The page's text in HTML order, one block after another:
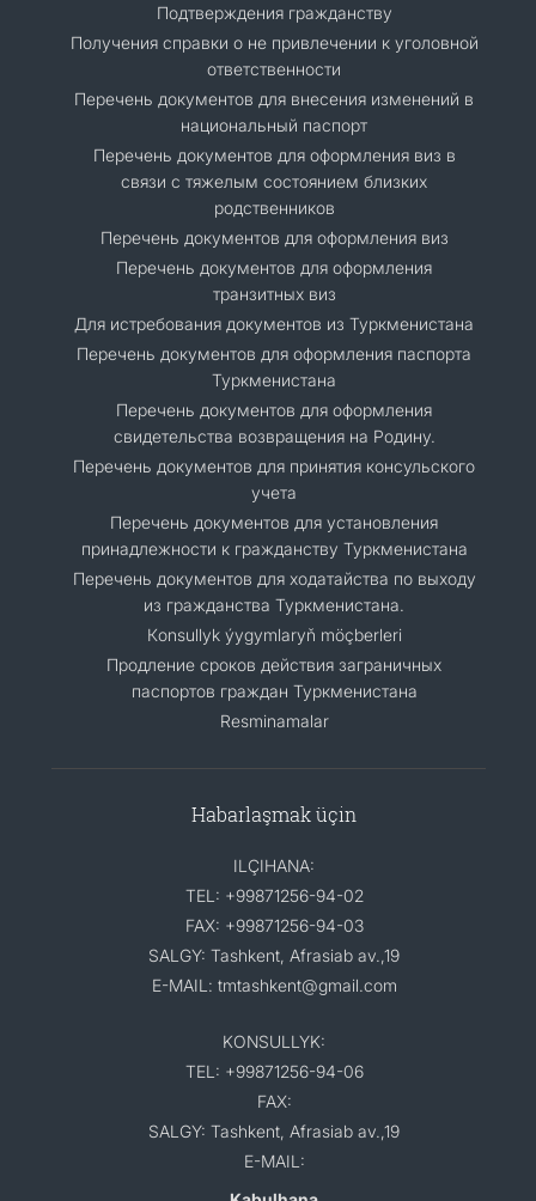
Подтверждения гражданству
Получения справки о не привлечении к уголовной
ответственности
Перечень документов для внесения изменений в
национальный паспорт
Перечень документов для оформления виз в
связи с тяжелым состоянием близких
родственников
Перечень документов для оформления виз
Перечень документов для оформления
транзитных виз
Для истребования документов из Туркменистана
Перечень документов для оформления паспорта
Туркменистана
Перечень документов для оформления
свидетельства возвращения на Родину.
Перечень документов для принятия консульского
учета
Перечень документов для установления
принадлежности к гражданству Туркменистана
Перечень документов для ходатайства по выходу
из гражданства Туркменистана.
Кonsullyk ýygymlaryň möçberleri
Продление сроков действия заграничных
паспортов граждан Туркменистана
Resminamalar
Habarlaşmak üçin
ILÇIHANA:
TEL: +99871256-94-02
FAX: +99871256-94-03
SALGY: Tashkent, Afrasiab av.,19
E-MAIL: tmtashkent@gmail.com
KONSULLYK:
TEL: +99871256-94-06
FAX:
SALGY: Tashkent, Afrasiab av.,19
E-MAIL: